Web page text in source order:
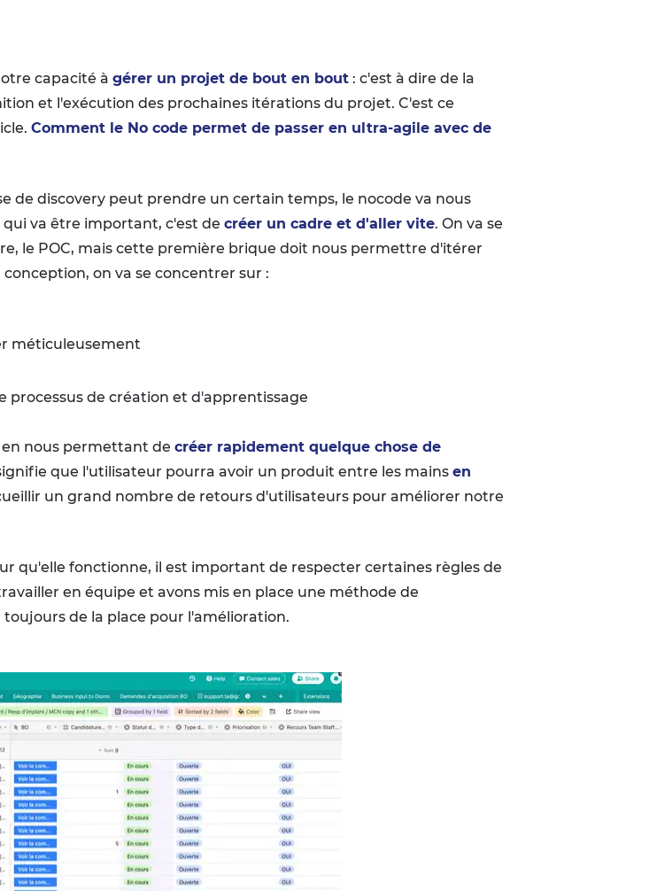
capacité à gérer un projet de bout en bout: c'est à dire de la
et l'exécution des prochaines itérations du projet. C'est ce
Comment le No code permet de passer en ultra-agile avec de
de discovery peut prendre un certain temps, le nocode va nous
va être important, c'est de créer un cadre et d'aller vite. On va se
le POC, mais cette première brique doit nous permettre d'itérer
on va se concentrer sur :
méticuleusement
processus de création et d'apprentissage
nous permettant de créer rapidement quelque chose de
que l'utilisateur pourra avoir un produit entre les mains en
un grand nombre de retours d'utilisateurs pour améliorer notre
qu'elle fonctionne, il est important de respecter certaines règles de
en équipe et avons mis en place une méthode de
de la place pour l'amélioration.